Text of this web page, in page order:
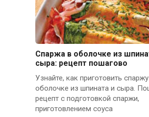
Спаржа в оболочке из
сыра: рецепт пошагово
Узнайте, как приготовить
оболочке из шпината и сыра.
рецепт с подготовкой спаржи,
приготовлением соуса